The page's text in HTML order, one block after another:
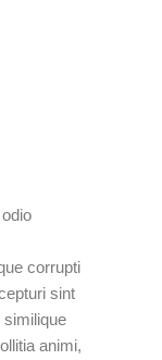
corrupti
sint
similique
animi,